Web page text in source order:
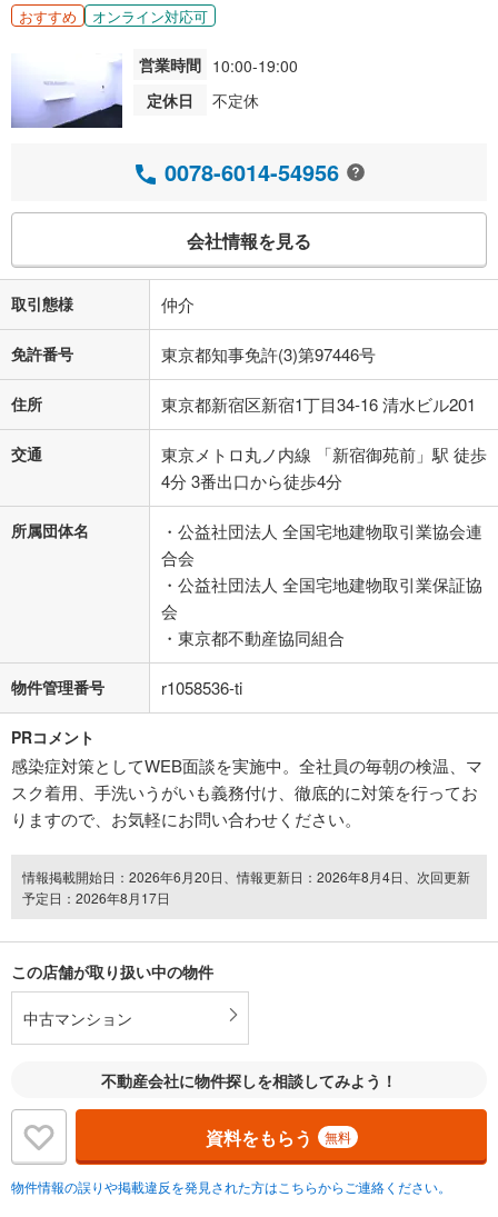
おすすめ オンライン対応可
営業時間 10:00-19:00
定休日
不定休
0078-6014-54956
会社情報を見る
取引態様 仲介
免許番号 東京都知事免許(3)第97446号
住所 東京都新宿区新宿1丁目34-16 清水ビル201
交通
東京メトロ丸ノ内線 「新宿御苑前」駅 徒歩
4分 3番出口から徒歩4分
所属団体名
・公益社団法人 全国宅地建物取引業協会連
合会
・公益社団法人 全国宅地建物取引業保証協
会
・東京都不動産協同組合
物件管理番号 r1058536-ti
PRコメント
感染症対策としてWEB面談を実施中。全社員の毎朝の検温、マ
スク着用、手洗いうがいも義務付け、徹底的に対策を行ってお
りますので、お気軽にお問い合わせください。
情報掲載開始日：2026年6月20日、情報更新日：2026年8月4日、次回更新
予定日：2026年8月17日
この店舗が取り扱い中の物件
中古マンション
不動産会社に物件探しを相談してみよう！
資料をもらう 無料
物件情報の誤りや掲載違反を発見された方はこちらからご連絡ください。